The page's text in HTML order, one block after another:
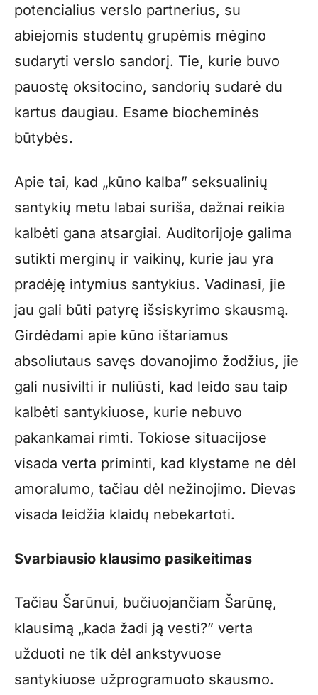
potencialius verslo partnerius, su
abiejomis studentų grupėmis mėgino
sudaryti verslo sandorį. Tie, kurie buvo
pauostę oksitocino, sandorių sudarė du
kartus daugiau. Esame biocheminės
būtybės.
Apie tai, kad „kūno kalba” seksualinių
santykių metu labai suriša, dažnai reikia
kalbėti gana atsargiai. Auditorijoje galima
sutikti merginų ir vaikinų, kurie jau yra
pradėję intymius santykius. Vadinasi, jie
jau gali būti patyrę išsiskyrimo skausmą.
Girdėdami apie kūno ištariamus
absoliutaus savęs dovanojimo žodžius, jie
gali nusivilti ir nuliūsti, kad leido sau taip
kalbėti santykiuose, kurie nebuvo
pakankamai rimti. Tokiose situacijose
visada verta priminti, kad klystame ne dėl
amoralumo, tačiau dėl nežinojimo. Dievas
visada leidžia klaidų nebekartoti.
Svarbiausio klausimo pasikeitimas
Tačiau Šarūnui, bučiuojančiam Šarūnę,
klausimą „kada žadi ją vesti?” verta
užduoti ne tik dėl ankstyvuose
santykiuose užprogramuoto skausmo.